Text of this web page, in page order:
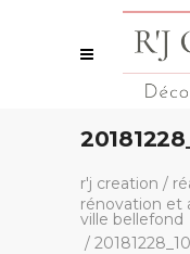
r'j creation /
rénovation et
ville bellefond
/